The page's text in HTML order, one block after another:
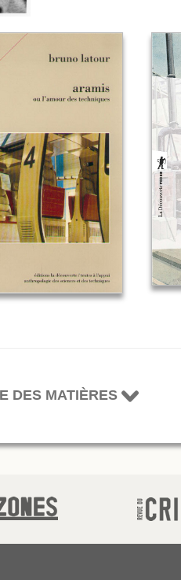
DES MATIÈRES